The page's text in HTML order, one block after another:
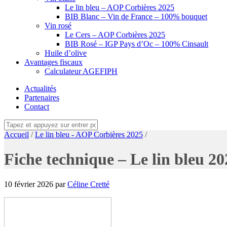
Le lin bleu – AOP Corbières 2025
BIB Blanc – Vin de France – 100% bouquet
Vin rosé
Le Cers – AOP Corbières 2025
BIB Rosé – IGP Pays d’Oc – 100% Cinsault
Huile d’olive
Avantages fiscaux
Calculateur AGEFIPH
Actualités
Partenaires
Contact
Accueil /Le lin bleu - AOP Corbières 2025 /
Fiche technique – Le lin bleu
10 février 2026 parCéline Cretté